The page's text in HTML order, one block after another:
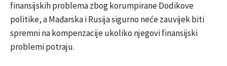
finansijskih problema zbog korumpirane Dodikove
politike, a Mađarska i Rusija sigurno neće zauvijek biti
spremni na kompenzacije ukoliko njegovi finansijski
problemi potraju.